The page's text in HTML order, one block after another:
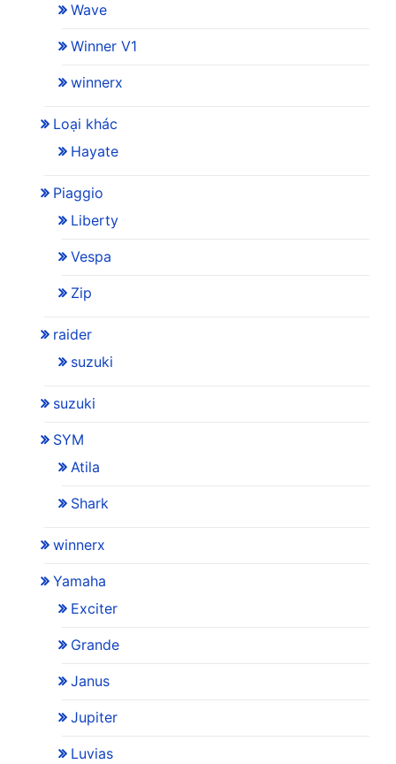
Wave
Winner V1
winnerx
Loại khác
Hayate
Piaggio
Liberty
Vespa
Zip
raider
suzuki
suzuki
SYM
Atila
Shark
winnerx
Yamaha
Exciter
Grande
Janus
Jupiter
Luvias